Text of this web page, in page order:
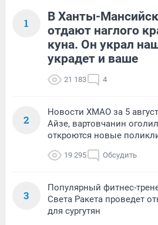
1
В Ханты-
отдают наглого
куна. Он украл
украдет и ваше
21 183 4
2
Новости ХМАО за 5
Айзе, вартовчанин
откроются новые
19 295 Обсудить
3
Популярный фитнес-
Света Ракета проведет
для сургутян